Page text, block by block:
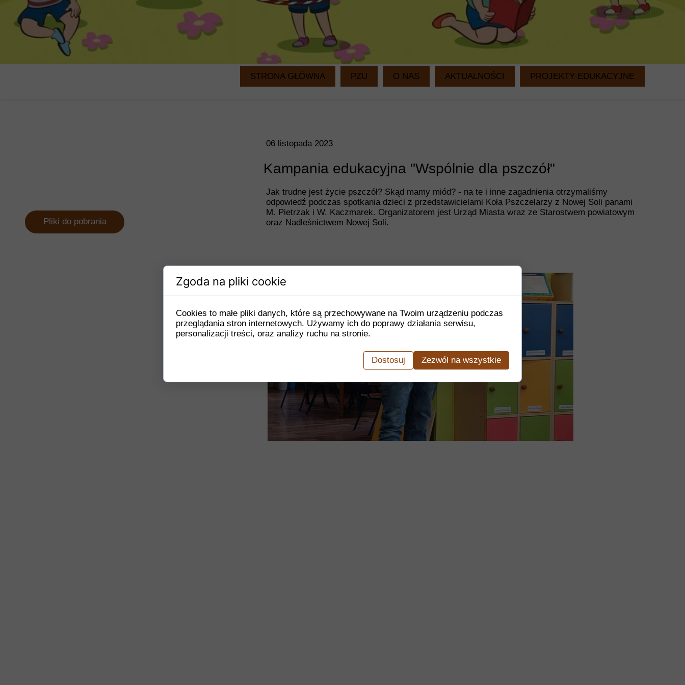
06 listopada 2023
Kampania edukacyjna "Wspólnie dla pszczół"
Jak trudne jest życie pszczół? Skąd mamy miód? - na te i inne zagadnienia otrzymaliśmy
odpowiedź podczas spotkania dzieci z przedstawicielami Koła Pszczelarzy z Nowej Soli panami
M. Pietrzak i W. Kaczmarek. Organizatorem jest Urząd Miasta wraz ze Starostwem powiatowym
oraz Nadleśnictwem Nowej Soli.
Pliki do pobrania
STRONA GŁÓWNA PZU O NAS AKTUALNOŚCI PROJEKTY EDUKACYJNE
Zgoda na pliki cookie
Cookies to małe pliki danych, które są przechowywane na Twoim urządzeniu podczas
przeglądania stron internetowych. Używamy ich do poprawy działania serwisu,
personalizacji treści, oraz analizy ruchu na stronie.
Dostosuj Zezwól na wszystkie